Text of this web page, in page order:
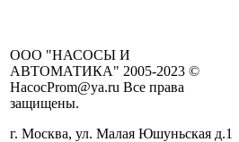
ООО "НАСОСЫ И
АВТОМАТИКА" 2005-2023 ©
HacocProm@ya.ru Все права
защищены.
г. Москва, ул. Малая Юшуньская д.1